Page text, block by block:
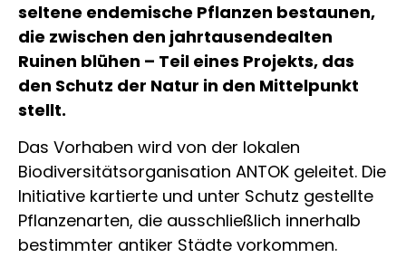
seltene endemische Pflanzen bestaunen,
die zwischen den jahrtausendealten
Ruinen blühen – Teil eines Projekts, das
den Schutz der Natur in den Mittelpunkt
stellt.
Das Vorhaben wird von der lokalen
Biodiversitätsorganisation ANTOK geleitet. Die
Initiative kartierte und unter Schutz gestellte
Pflanzenarten, die ausschließlich innerhalb
bestimmter antiker Städte vorkommen.